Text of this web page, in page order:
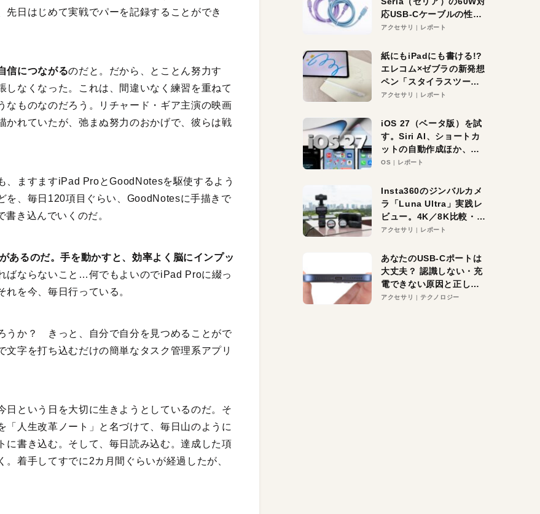
日はじめて実戦でパーを記録することができ
信につながるのだと。だから、とことん努力す
しなくなった。これは、間違いなく練習を重ねて
なものなのだろう。リチャード・ギア主演の映画
かれていたが、弛まぬ努力のおかげで、彼らは戦
、ますますiPad ProとGoodNotesを駆使するよう
を、毎日120項目ぐらい、GoodNotesに手描きで
き込んでいくのだ。
るのだ。手を動かすと、効率よく脳にインプッ
ばならないこと…何でもよいのでiPad Proに綴っ
を今、毎日行っている。
うか？ きっと、自分で自分を見つめることがで
字を打ち込むだけの簡単なタスク管理系アプリ
日という日を大切に生きようとしているのだ。そ
人生改革ノート」と名づけて、毎日山のように
に書き込む。そして、毎日読み込む。達成した項
着手してすでに2カ月間ぐらいが経過したが、
応USB-Cケーブルの性能
を検証。超コスパの1本を
アクセサリ レポート
紙にもiPadにも書ける!?
エレコム×ゼブラの新発想
ペン「スタイラスツーウ
ェイ」レビュー。持ち替
アクセサリ レポート
iOS 27（ベータ版）を試
す。Siri AI、ショートカ
ットの自動作成ほか、期
待大の便利機能5選。
る未来はすぐそこ！
OS レポート
Insta360のジンバルカメ
ラ「Luna Ultra」実践レ
ビュー。4K／8K比較・ズ
ーム・夜間撮影をチェッ
アクセサリ レポート
あなたのUSB-Cポートは
大丈夫？ 認識しない・充
電できない原因と正しい
対策
アクセサリ テクノロジー